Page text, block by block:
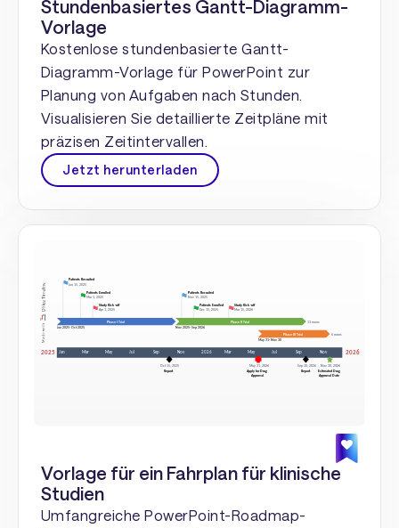
Stundenbasiertes Gantt-Diagramm-
Vorlage
Kostenlose stundenbasierte Gantt-
Diagramm-Vorlage für PowerPoint zur
Planung von Aufgaben nach Stunden.
Visualisieren Sie detaillierte Zeitpläne mit
präzisen Zeitintervallen.
Jetzt herunterladen
Vorlage für ein Fahrplan für klinische
Studien
Umfangreiche PowerPoint-Roadmap-